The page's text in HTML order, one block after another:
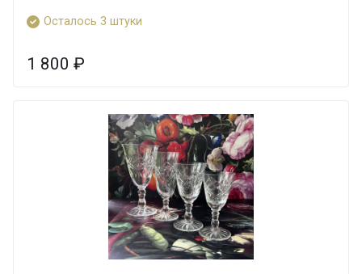
Осталось 3 штуки
1 800 ₽